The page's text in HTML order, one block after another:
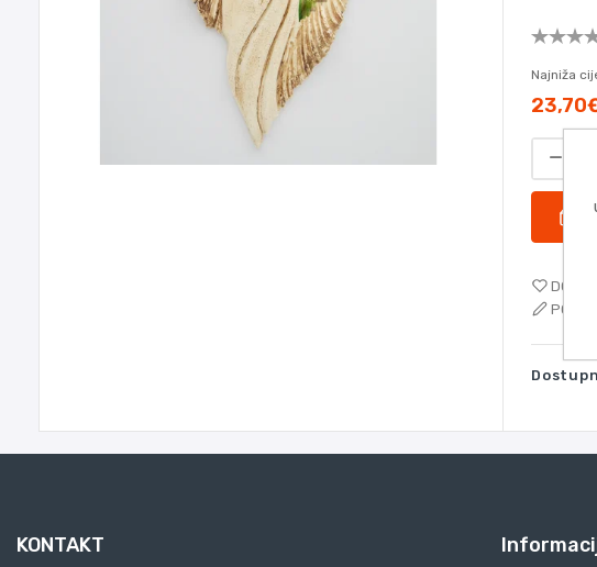
Najniža
KONTAKT